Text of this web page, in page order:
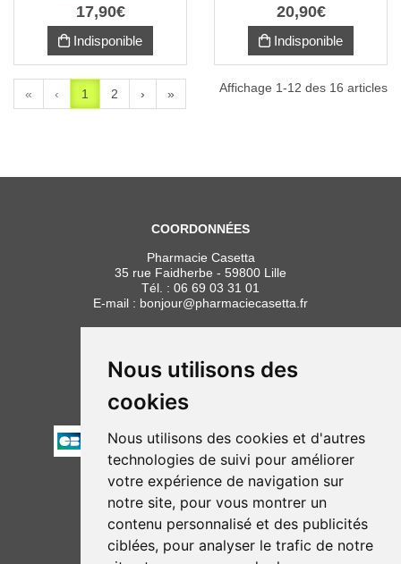
Nous utilisons des
cookies
Nous utilisons des cookies et d'autres
technologies de suivi pour améliorer
votre expérience de navigation sur
notre site, pour vous montrer un
contenu personnalisé et des publicités
ciblées, pour analyser le trafic de notre
17,90€
Indisponible
20,90€
Indisponible
« ‹ 1 2 › » Affichage 1-12 des 16 articles
COORDONNÉES
Pharmacie Casetta
35 rue Faidherbe - 59800 Lille
Tél. : 06 69 03 31 01
E-mail : bonjour@pharmaciecasetta.fr
HORAIRES
Lundi au vendredi : 8h30 à 19h30
Samedi : 9h00 à 19h30
PAIEMENT
NOUS SUIVRE